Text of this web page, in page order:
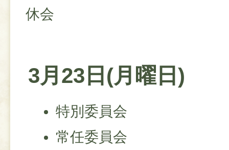
休会
3月23日(月曜日)
特別委員会
常任委員会